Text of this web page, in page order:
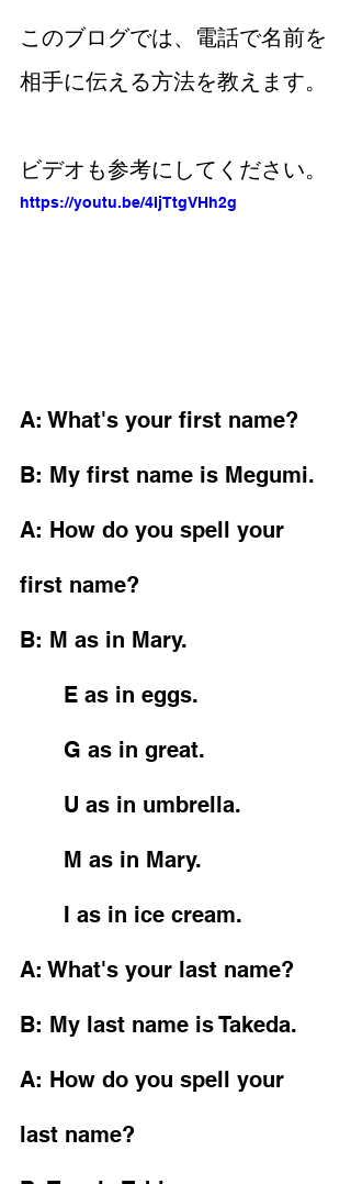
このブログでは、電話で名前を
相手に伝える方法を教えます。
ビデオも参考にしてください。
https://youtu.be/4IjTtgVHh2g
A: What's your first name?
B: My first name is Megumi.
A: How do you spell your
first name?
B: M as in Mary.
	E as in eggs.
	G as in great.
	U as in umbrella.
	M as in Mary.
	I as in ice cream.
A: What's your last name?
B: My last name is Takeda.
A: How do you spell your
last name?